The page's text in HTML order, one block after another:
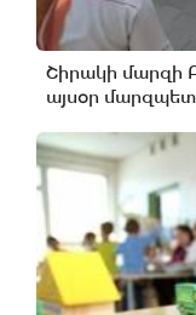
Շիրակի մարզի
այսօր